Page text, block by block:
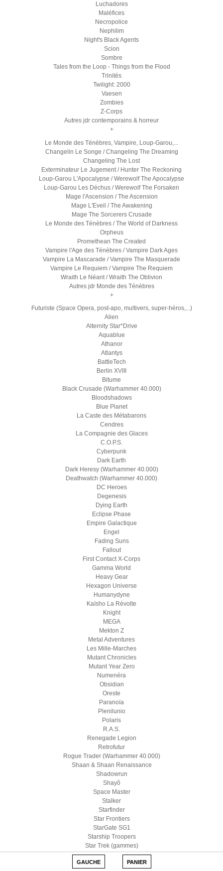
Luchadores
Maléfices
Necropolice
Nephilim
Night's Black Agents
Scion
Sombre
Tales from the Loop - Things from the Flood
Trinités
Twilight: 2000
Vaesen
Zombies
Z-Corps
Autres jdr contemporains & horreur
+
Le Monde des Ténèbres, Vampire, Loup-Garou,...
Changelin Le Songe / Changeling The Dreaming
Changeling The Lost
Exterminateur Le Jugement / Hunter The Reckoning
Loup-Garou L'Apocalypse / Werewolf The Apocalypse
Loup-Garou Les Déchus / Werewolf The Forsaken
Mage l'Ascension / The Ascension
Mage L'Eveil / The Awakening
Mage The Sorcerers Crusade
Le Monde des Ténèbres / The World of Darkness
Orpheus
Promethean The Created
Vampire l'Age des Ténèbres / Vampire Dark Ages
Vampire La Mascarade / Vampire The Masquerade
Vampire Le Requiem / Vampire The Requiem
Wraith Le Néant / Wraith The Oblivion
Autres jdr Monde des Ténèbres
+
Futuriste (Space Opera, post-apo, multivers, super-héros,...)
Alien
Alternity Star*Drive
Aquablue
Athanor
Atlantys
BattleTech
Berlin XVIII
Bitume
Black Crusade (Warhammer 40.000)
Bloodshadows
Blue Planet
La Caste des Métabarons
Cendres
La Compagnie des Glaces
C.O.P.S.
Cyberpunk
Dark Earth
Dark Heresy (Warhammer 40.000)
Deathwatch (Warhammer 40.000)
DC Heroes
Degenesis
Dying Earth
Eclipse Phase
Empire Galactique
Engel
Fading Suns
Fallout
First Contact X-Corps
Gamma World
Heavy Gear
Hexagon Universe
Humanydyne
Kaïsho La Révolte
Knight
MEGA
Mekton Z
Metal Adventures
Les Mille-Marches
Mutant Chronicles
Mutant Year Zero
Numenéra
Obsidian
Oreste
Paranoïa
Plenilunio
Polaris
R.A.S.
Renegade Legion
Retrofutur
Rogue Trader (Warhammer 40.000)
Shaan & Shaan Renaissance
Shadowrun
Shayô
Space Master
Stalker
Starfinder
Star Frontiers
StarGate SG1
Starship Troopers
Star Trek (gammes)
Star Wars D6
Star Wars (Edge)
GAUCHE PANIER